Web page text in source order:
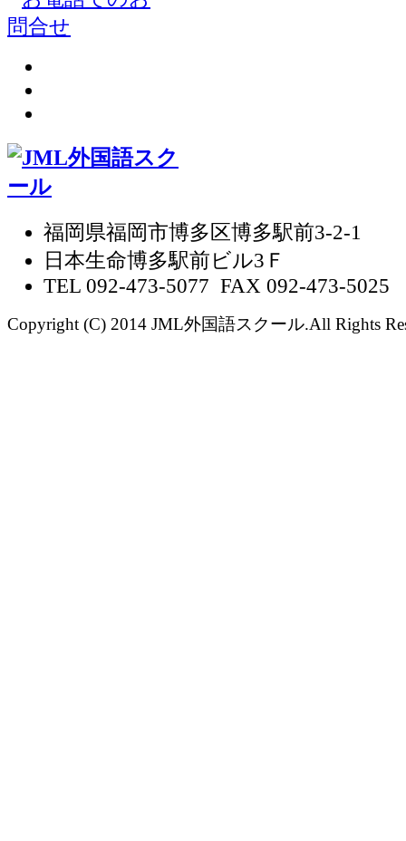
福岡県福岡市博多区博多駅前3-2-1
日本生命博多駅前ビル3Ｆ
TEL 092-473-5077 FAX 092-473-5025
Copyright (C) 2014 JML外国語スクール.All Rights